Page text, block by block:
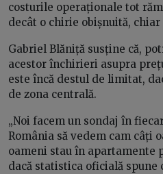
costurile operaționale tot
decât o chirie obișnuită,
Gabriel Blăniță susține că,
acestor închirieri asupra
este încă destul de limitat,
de zona centrală.
„Noi facem un sondaj în
România să vedem cam câți
oameni stau în apartamente
dacă statistica oficială spune